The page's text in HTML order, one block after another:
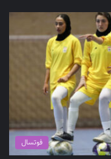
فوتسال